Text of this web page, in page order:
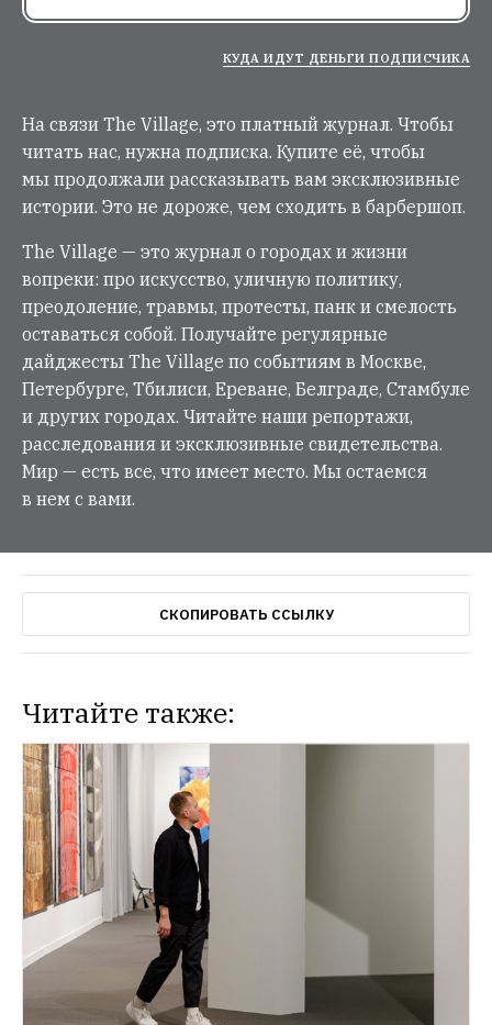
КУДА ИДУТ ДЕНЬГИ ПОДПИСЧИКА
На связи The Village, это платный журнал. Чтобы
читать нас, нужна подписка. Купите её, чтобы
мы продолжали рассказывать вам эксклюзивные
истории. Это не дороже, чем сходить в барбершоп.
The Village — это журнал о городах и жизни
вопреки: про искусство, уличную политику,
преодоление, травмы, протесты, панк и смелость
оставаться собой. Получайте регулярные
дайджесты The Village по событиям в Москве,
Петербурге, Тбилиси, Ереване, Белграде, Стамбуле
и других городах. Читайте наши репортажи,
расследования и эксклюзивные свидетельства.
Мир — есть все, что имеет место. Мы остаемся
в нем с вами.
СКОПИРОВАТЬ ССЫЛКУ
Читайте также: